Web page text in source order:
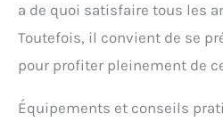
a de quoi satisfaire tous les
Toutefois, il convient de se
pour profiter pleinement de
Équipements et conseils